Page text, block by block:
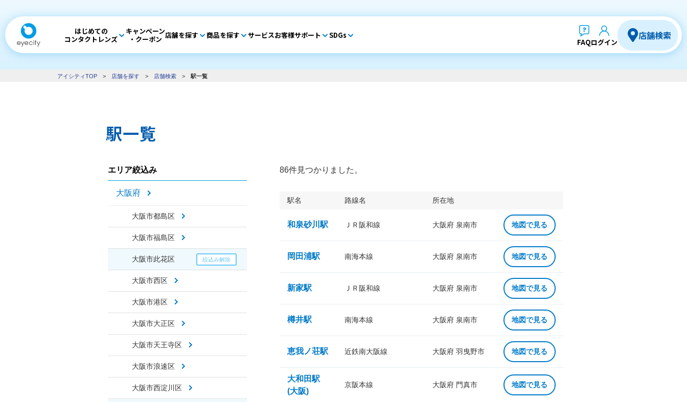
はじめての
コンタクトレンズ
キャンペーン
・クーポン 店舗を探す 商品を探す サービスお客様サポート SDGs
FAQログイン
店舗検索
アイシティTOP > 店舗を探す > 店舗検索 > 駅一覧
駅一覧
エリア絞込み
大阪府
大阪市都島区
大阪市福島区
大阪市此花区
大阪市西区
大阪市港区
大阪市大正区
大阪市天王寺区
大阪市浪速区
大阪市西淀川区
86件見つかりました。
駅名 路線名 所在地
和泉砂川駅 ＪＲ阪和線 大阪府 泉南市 地図で見る
岡田浦駅 南海本線 大阪府 泉南市 地図で見る
新家駅 ＪＲ阪和線 大阪府 泉南市 地図で見る
樽井駅 南海本線 大阪府 泉南市 地図で見る
恵我ノ荘駅 近鉄南大阪線 大阪府 羽曳野市 地図で見る
大和田駅
(大阪)
京阪本線 大阪府 門真市 地図で見る